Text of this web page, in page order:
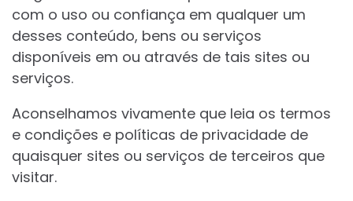
com o uso ou confiança em qualquer um
desses conteúdo, bens ou serviços
disponíveis em ou através de tais sites ou
serviços.
Aconselhamos vivamente que leia os termos
e condições e políticas de privacidade de
quaisquer sites ou serviços de terceiros que
visitar.